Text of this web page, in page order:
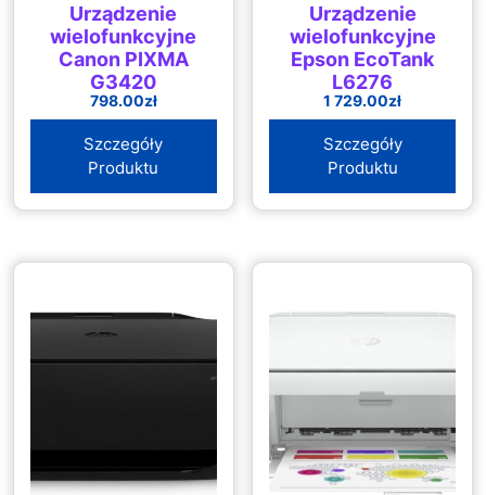
Urządzenie
wielofunkcyjne
Canon PIXMA
G3420
(4467C009)
798.00zł
Szczegóły
Produktu
Urządzenie
wielofunkcyjne
Epson EcoTank
L6276
1 729.00zł
Szczegóły
Produktu